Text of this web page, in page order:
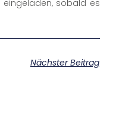
eingeladen, sobald es
Nächster Beitrag